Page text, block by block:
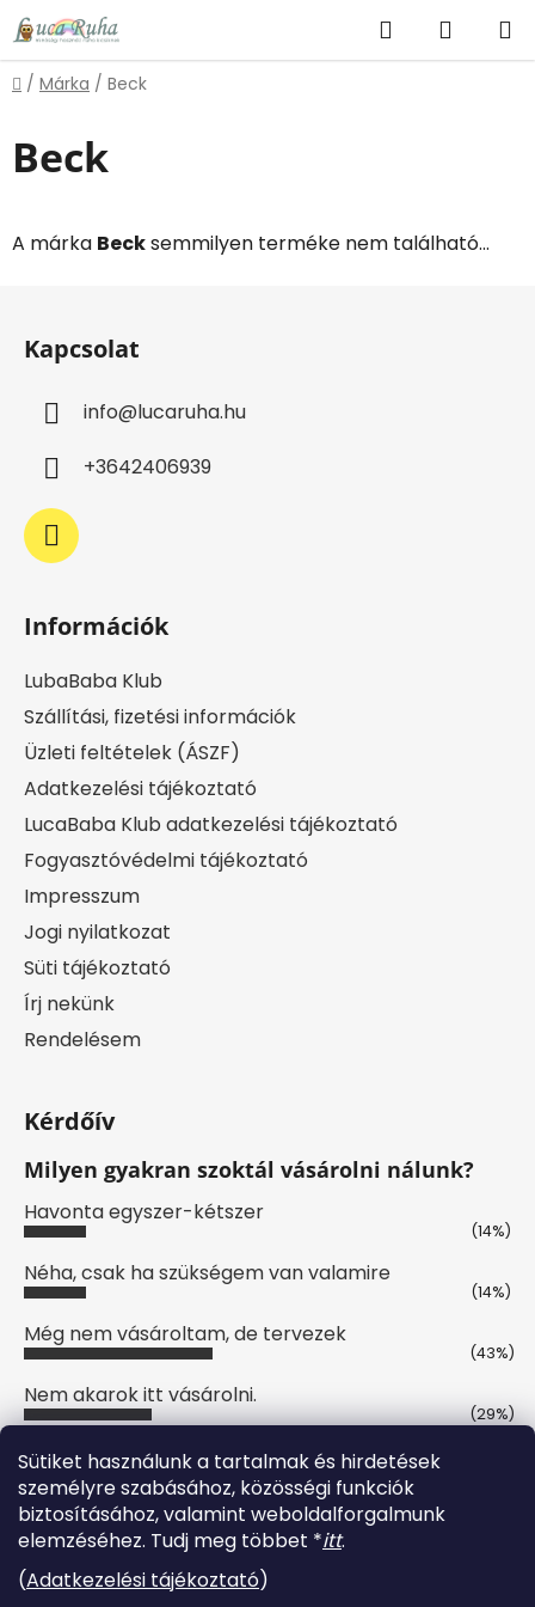
Sütiket használunk a tartalmak és hirdetések
személyre szabásához, közösségi funkciók
biztosításához, valamint weboldalforgalmunk
elemzéséhez. Tudj meg többet *itt.
(Adatkezelési tájékoztató)
Ugrás
fő
tartalomhoz
KeresésKOSÁR
Kezdőlap
/ Márka / Beck
Beck
A márka Becksemmilyen terméke nem található...
Kapcsolat
info@lucaruha.hu
+3642406939
Információk
LubaBaba Klub
Szállítási, fizetési információk
Üzleti feltételek (ÁSZF)
Adatkezelési tájékoztató
LucaBaba Klub adatkezelési tájékoztató
Fogyasztóvédelmi tájékoztató
Impresszum
Jogi nyilatkozat
Süti tájékoztató
Írj nekünk
Rendelésem
Kérdőív
Milyen gyakran szoktál vásárolni nálunk?
Havonta egyszer-kétszer
(14%)
Néha, csak ha szükségem van valamire
(14%)
Még nem vásároltam, de tervezek
(43%)
Nem akarok itt vásárolni.
(29%)
Szavazatok száma:7
Online fizetési lehetőséget biztosítunk